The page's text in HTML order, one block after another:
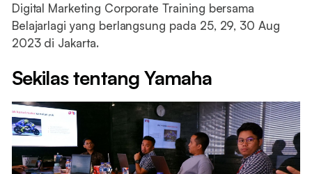
Digital Marketing Corporate Training bersama
Belajarlagi yang berlangsung pada 25, 29, 30 Aug
2023 di Jakarta.
Sekilas tentang Yamaha